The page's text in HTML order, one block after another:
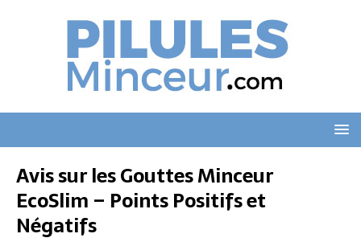
Avis sur les Gouttes Minceur
EcoSlim – Points Positifs et
Négatifs